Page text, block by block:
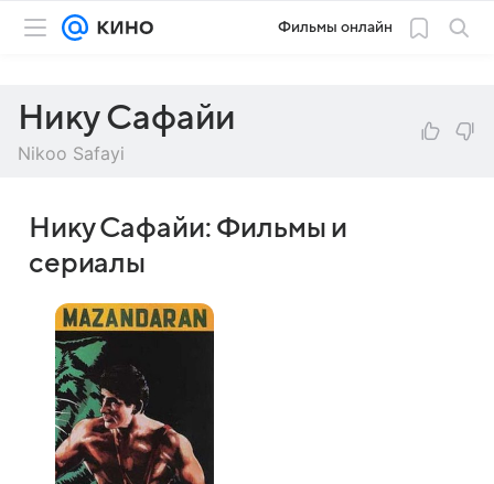
Фильмы онлайн
Нику Сафайи
Nikoo Safayi
Нику Сафайи: Фильмы и
сериалы